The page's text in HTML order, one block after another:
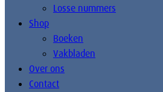
Losse nummers
Shop
Boeken
Vakbladen
Over ons
Contact